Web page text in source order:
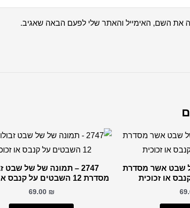
את השם, האימייל והאתר שלי לפעם הבאה שאגיב.
של שבט אשר מסדרת
2747 – תמונה של של שבט
מסדרת 12 השבטים על קנבס או זכוכית
69.00 ₪